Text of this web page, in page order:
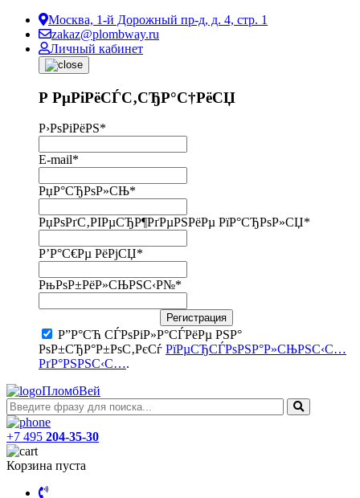
Москва, 1-й Дорожный пр-д, д. 4, стр. 1
zakaz@plombway.ru
Личный кабинет
Р РµРіРёСЃС‚СЂР°С†РёСЏ
Р›РѕРіРёРЅ*
E-mail*
РџР°СЂРѕР»СЊ*
РџРѕРґС‚РІРµСЂР¶РґРµРЅРёРµ РїР°СЂРѕР»СЏ*
Р’Р°С€Рµ РёРјСЏ*
РњРѕР±РёР»СЊРЅС‹Р№*
Регистрация
Р”Р°СЋ СЃРѕРіР»Р°СЃРёРµ РЅР°
РѕР±СЂР°Р±РѕС‚РєСѓ РїРµСЂСЃРѕРЅР°Р»СЊРЅС‹С…
РґР°РЅРЅС‹С….
ПломбВей
+7 495 204-35-30
Корзина пуста